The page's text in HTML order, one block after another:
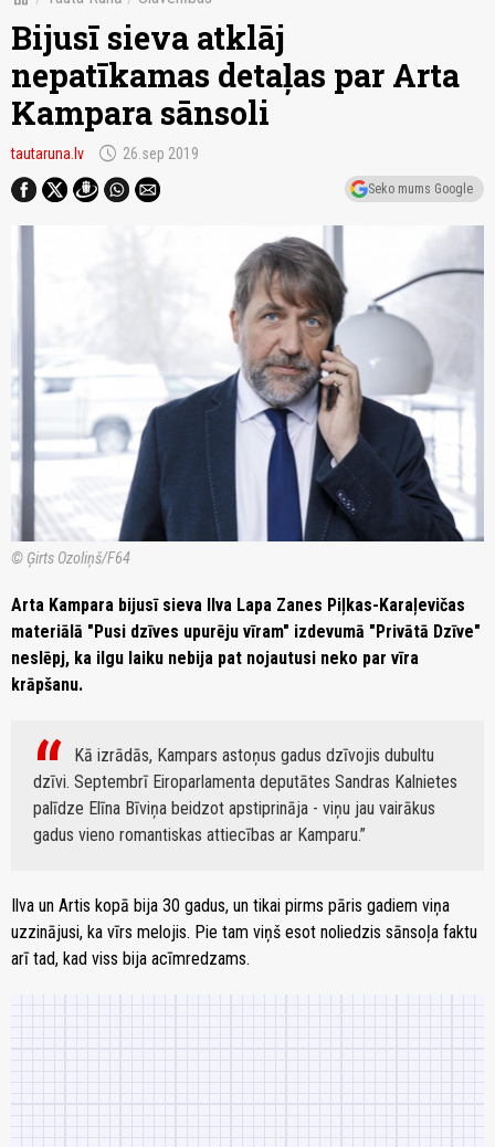
Bijusī sieva atklāj
nepatīkamas detaļas par Arta
Kampara sānsoli
tautaruna.lv schedule 26.sep 2019
Seko mums Google
© Ģirts Ozoliņš/F64
Arta Kampara bijusī sieva Ilva Lapa Zanes Piļkas-Karaļevičas
materiālā "Pusi dzīves upurēju vīram" izdevumā "Privātā Dzīve"
neslēpj, ka ilgu laiku nebija pat nojautusi neko par vīra
krāpšanu.
Kā izrādās, Kampars astoņus gadus dzīvojis dubultu
dzīvi. Septembrī Eiroparlamenta deputātes Sandras Kalnietes
palīdze Elīna Bīviņa beidzot apstiprināja - viņu jau vairākus
gadus vieno romantiskas attiecības ar Kamparu.
Ilva un Artis kopā bija 30 gadus, un tikai pirms pāris gadiem viņa
uzzinājusi, ka vīrs melojis. Pie tam viņš esot noliedzis sānsoļa faktu
arī tad, kad viss bija acīmredzams.